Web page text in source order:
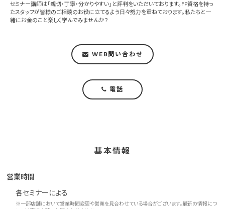
セミナー講師は「親切・丁寧・分かりやすい」と評判をいただいております。FP資格を持っ
たスタッフが皆様のご相談のお役に立てるよう日々努力を重ねております。私たちと一
緒にお金のこと楽しく学んでみませんか？
WEB問い合わせ
電話
基本情報
営業時間
各セミナーによる
※一部店舗において営業時間変更や営業を見合わせている場合がございます。最新の情報につ